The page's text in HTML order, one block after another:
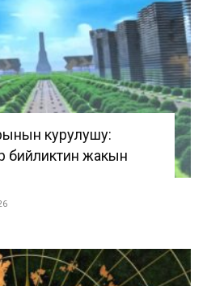
курулушу:
бийликтин жакын